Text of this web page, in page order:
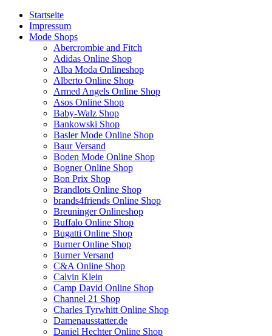
Startseite
Impressum
Mode Shops
Abercrombie and Fitch
Adidas Online Shop
Alba Moda Onlineshop
Alberto Online Shop
Armed Angels Online Shop
Asos Online Shop
Baby-Walz Shop
Bankowski Shop
Basler Mode Online Shop
Baur Versand
Boden Mode Online Shop
Bogner Online Shop
Bon Prix Shop
Brandlots Online Shop
brands4friends Online Shop
Breuninger Onlineshop
Buffalo Online Shop
Bugatti Online Shop
Burner Online Shop
Burner Versand
C&A Online Shop
Calvin Klein
Camp David Online Shop
Channel 21 Shop
Charles Tyrwhitt Online Shop
Damenausstatter.de
Daniel Hechter Online Shop